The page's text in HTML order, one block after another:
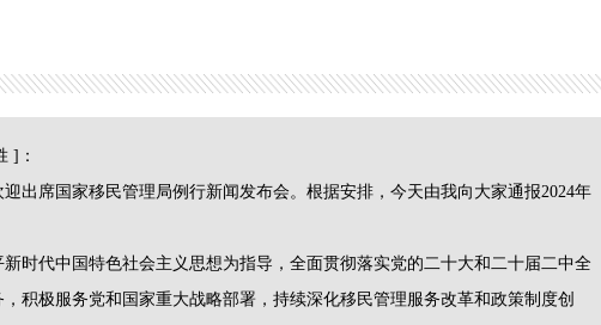
] ：
出席国家移民管理局例行新闻发布会。根据安排，今天由我向大家通报2024年
代中国特色社会主义思想为指导，全面贯彻落实党的二十大和二十届二中全
积极服务党和国家重大战略部署，持续深化移民管理服务改革和政策制度创